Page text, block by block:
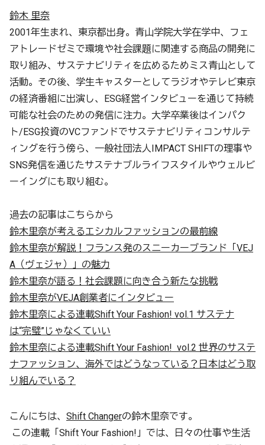
鈴木 里奈
2001年生まれ、東京都出身。青山学院大学在学中、フェ
アトレードゼミで環境や社会課題に関連する商品の開発に
取り組み、サステナビリティを広めるためミス青山として
活動。その後、学生キャスターとしてラジオやテレビ東京
の経済番組に出演し、ESG経営インタビューを通じて持続
可能な社会のための発信に注力。大学卒業後はインパク
ト/ESG投資のVCファンドでサステナビリティコンサルテ
ィングを行う傍ら、一般社団法人IMPACT SHIFTの理事や
SNS発信を通じたサステナブルライフスタイルやウェルビ
ーイングにも取り組む。
過去の記事はこちらから
鈴木里奈が考えるエシカルファッションの最前線
鈴木里奈が解説！フランス発のスニーカーブランド「VEJ
A（ヴェジャ）」の魅力
鈴木里奈が語る！社会課題に向き合う新たな挑戦
鈴木里奈がVEJA創業者にインタビュー
鈴木里奈による連載Shift Your Fashion! vol.1 サステナ
は“完璧”じゃなくていい
鈴木里奈による連載Shift Your Fashion! vol.2 世界のサステ
ナファッション、海外ではどうなっている？日本はどう取
り組んでいる？
こんにちは、 Shift Changerの鈴木里奈です。
この連載「Shift Your Fashion!」では、日々の仕事や生活